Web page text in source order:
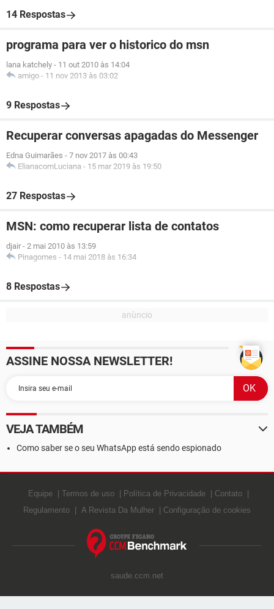
14 Respostas
programa para ver o historico do msn
lana katchely - 11 out 2010 às 14:04
amigo - 11 nov 2013 às 03:02
9 Respostas
Recuperar conversas apagadas do Messenger
Edna Guimarães - 7 nov 2017 às 00:43
ElianacomLuciana - 15 mar 2019 às 19:50
27 Respostas
MSN: como recuperar lista de contatos
djair - 2 mai 2010 às 13:59
Pinagomes - 14 mai 2018 às 16:34
8 Respostas
ASSINE NOSSA NEWSLETTER!
VEJA TAMBÉM
Como saber se o seu WhatsApp está sendo espionado
Equipe Termos de uso Política de Privacidade
Contato
Regulamento
A Revista Da Mulher Configuração de cookies
saude.ccm.net